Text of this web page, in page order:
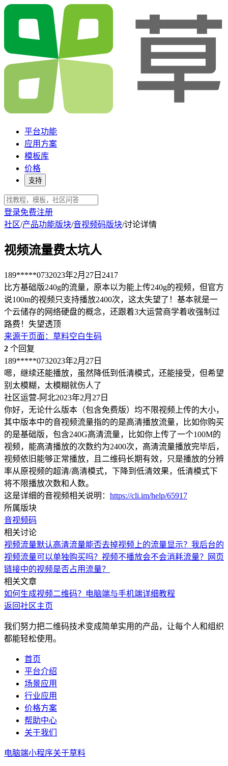
平台功能
应用方案
模板库
价格
支持
登录免费注册
社区/产品功能版块/音视频码版块/讨论详情
视频流量费太坑人
189*****0732023年2月27日 2417
比方基础版240g的流量，原本以为能上传240g的视频，但官方
说100m的视频只支持播放2400次，这太失望了！基本就是一
个云储存的网络硬盘的概念，还跟着3大运营商学着收强制过
路费！失望透顶
来源于页面 ： 草料空白生码
2 个回复
189*****0732023年2月27日
嗯，继续还能播放，虽然降低到低清模式，还能接受，但希望
别太模糊，太模糊就伤人了
社区运营-阿北2023年2月27日
你好，无论什么版本（包含免费版）均不限视频上传的大小，
其中版本中的音视频流量指的的是高清播放流量，比如你购买
的是基础版，包含240G高清流量，比如你上传了一个100M的
视频，能高清播放的次数约为2400次，高清流量播放完毕后，
视频依旧能够正常播放，且二维码长期有效，只是播放的分辨
率从原视频的超清/高清模式，下降到低清效果，低清模式下
将不限播放次数和人数。
这是详细的音视频相关说明： https://cli.im/help/65917
所属版块
音视频码
相关讨论
视频流量默认高清流量能否去掉视频上的流量显示？ 我后台的
视频流量可以单独购买吗？ 视频不播放会不会消耗流量？
网页
链接中的视频是否占用流量？
相关文章
如何生成视频二维码？电脑端与手机端详细教程
返回社区主页
我们努力把二维码技术变成简单实用的产品，让每个人和组织
都能轻松使用。
首页
平台介绍
场景应用
行业应用
价格方案
帮助中心
关于我们
电脑端小程序关于草料